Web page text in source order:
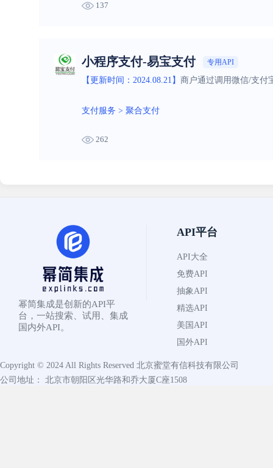
137
小程序支付-易宝支付 专用API
【更新时间：2024.08.21】 商户通过调用微信/支付
支付服务 > 聚合支付
262
幂简集成是创新的API平
台，一站搜索、试用、集成
国内外API。
API平台
API大全
免费API
抽象API
精选API
美国API
国外API
Copyright © 2024 All Rights Reserved 北京蜜堂有信科技有限公司
公司地址： 北京市朝阳区光华路和乔大厦C座1508